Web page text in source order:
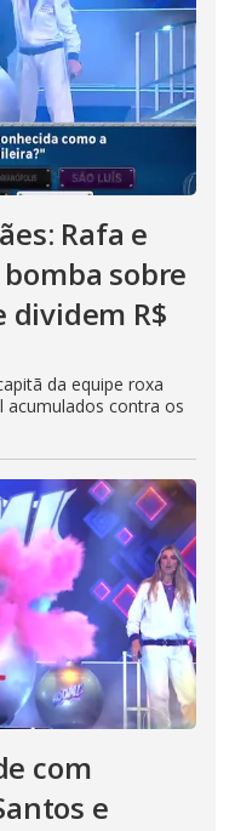
Rafa e
sobre
dividem R$
da equipe roxa
acumulados contra os
com
e